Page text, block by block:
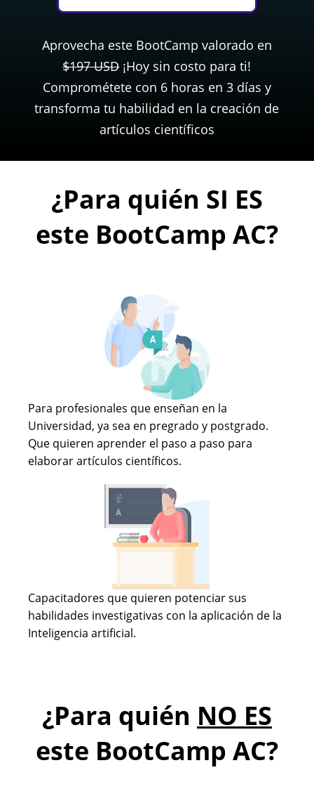
Aprovecha este BootCamp valorado en
$197 USD¡Hoy sin costo para ti!
Comprométete con 6 horas en 3 días y
transforma tu habilidad en la creación de
artículos científicos
¿Para quién SI ES
este BootCamp AC?
Para profesionales que enseñan en la
Universidad, ya sea en pregrado y postgrado.
Que quieren aprender el paso a paso para
elaborar artículos científicos.
Capacitadores que quieren potenciar sus
habilidades investigativas con la aplicación de la
Inteligencia artificial.
¿Para quién NO ES
este BootCamp AC?